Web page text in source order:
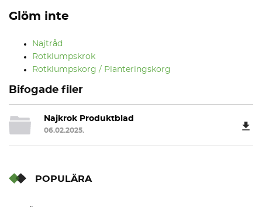
Glöm inte
Najtråd
Rotklumpskrok
Rotklumpskorg / Planteringskorg
Bifogade filer
Najkrok Produktblad
06.02.2025.
POPULÄRA